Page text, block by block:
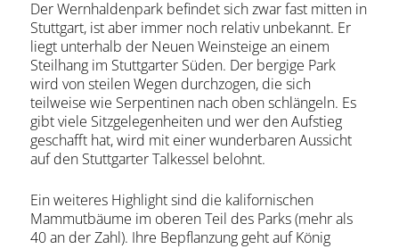
Der Wernhaldenpark befindet sich zwar fast mitten in
Stuttgart, ist aber immer noch relativ unbekannt. Er
liegt unterhalb der Neuen Weinsteige an einem
Steilhang im Stuttgarter Süden. Der bergige Park
wird von steilen Wegen durchzogen, die sich
teilweise wie Serpentinen nach oben schlängeln. Es
gibt viele Sitzgelegenheiten und wer den Aufstieg
geschafft hat, wird mit einer wunderbaren Aussicht
auf den Stuttgarter Talkessel belohnt.
Ein weiteres Highlight sind die kalifornischen
Mammutbäume im oberen Teil des Parks (mehr als
40 an der Zahl). Ihre Bepflanzung geht auf König